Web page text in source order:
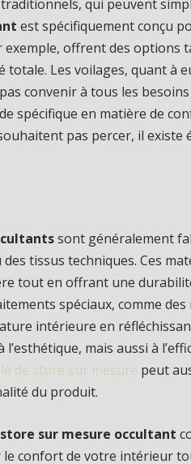
qui peuvent
est spécifiquement conçu
offrent des options
Les voilages, quant à
convenir à tous les
spécifique en matière de
pas percer, il existe
sont généralement
des tissus techniques. Ces
tout en offrant une
spéciaux, comme
intérieure en
mais aussi à
de store sur mesure peut
du produit.
store sur mesure occultant
confort de votre intérieur